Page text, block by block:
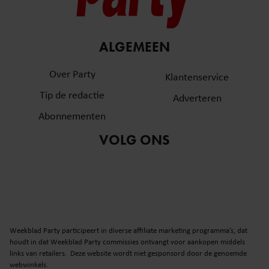
ALGEMEEN
Over Party
Tip de redactie
Abonnementen
Klantenservice
Adverteren
VOLG ONS
Weekblad Party participeert in diverse affiliate marketing programma’s, dat
houdt in dat Weekblad Party commissies ontvangt voor aankopen middels
links van retailers. Deze website wordt niet gesponsord door de genoemde
webwinkels.